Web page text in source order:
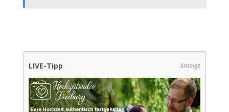
LIVE-Tipp Anzeige